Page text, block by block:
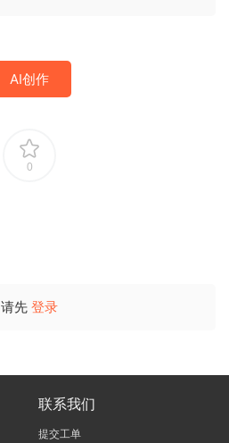
AI创作
0
请先 登录
联系我们
提交工单